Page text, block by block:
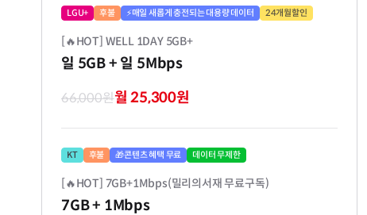
LGU+ 후불 ⚡매일 새롭게 충전되는 대용량 데이터 24개월할인
[🔥HOT] WELL 1DAY 5GB+
일 5GB+ 일 5Mbps
66,000원월 25,300원
KT 후불 🎁콘텐츠 혜택 무료 데이터 무제한
[🔥HOT] 7GB+1Mbps(밀리의서재 무료구독)
7GB+ 1Mbps